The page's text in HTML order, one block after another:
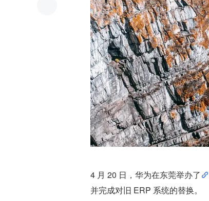
4 月 20 日，华为在东莞举办了
并完成对旧 ERP 系统的替换。